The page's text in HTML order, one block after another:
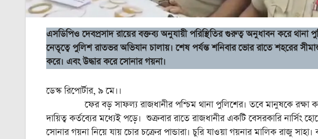
এসডিপিও দেবপ্রসাদ রায়ের বক্তব্য অনুযায়ী পরিস্থিতির গুরুত্ব অনুধাবন করে থানা
নেতৃত্বে পুলিশ রাতভর অভিযান চালায়। শেষ পর্যন্ত শনিবার ভোর রাতে শহরের
করে। এবং উদ্ধার করে সোনার গয়না।
ডেস্ক রিপোর্টার, ৯ মে।।
ফের বড় সাফল্য রাজধানীর পশ্চিম থানা পুলিশের। তবে মানুষকে রক্ষা
দায়িত্ব কর্তব্যের মধ্যেই পড়ে। শুক্রবার রাতে রাজধানীর একটি বেসরকারি নার্সিং
সোনার গয়না নিয়ে যায় চোর চক্রের পান্ডারা। চুরি যাওয়া গয়নার মালিক রাজু সাহা।